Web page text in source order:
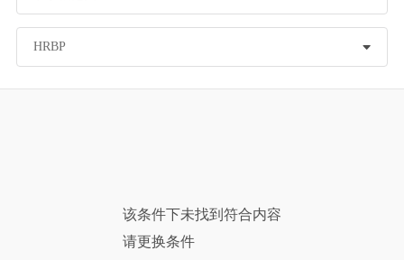
该条件下未找到符合内容
请更换条件